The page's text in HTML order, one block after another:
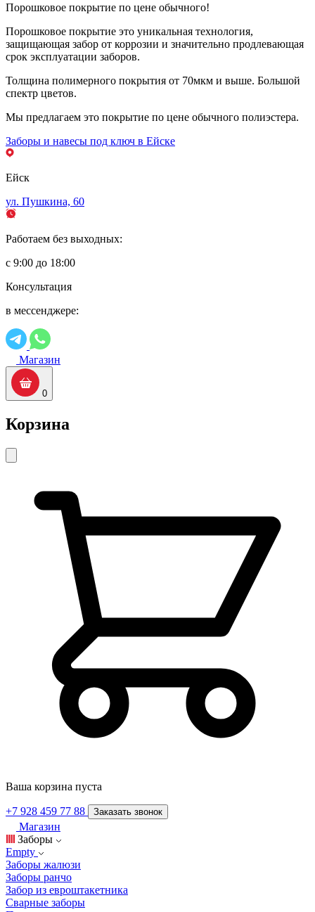
Порошковое покрытие по цене обычного!
Порошковое покрытие это уникальная технология,
защищающая забор от коррозии и значительно продлевающая
срок эксплуатации заборов.
Толщина полимерного покрытия от 70мкм и выше. Большой
спектр цветов.
Мы предлагаем это покрытие по цене обычного полиэстера.
Заборы и навесы под ключ в Ейске
Ейск
ул. Пушкина, 60
Работаем без выходных:
с 9:00 до 18:00
Консультация
в мессенджере:
Магазин
0
Корзина
Ваша корзина пуста
+7 928 459 77 88 Заказать звонок
Магазин
Заборы
Empty
Заборы жалюзи
Заборы ранчо
Забор из евроштакетника
Сварные заборы